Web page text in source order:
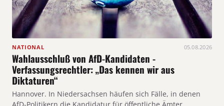
NATIONAL 05.08.2026
Wahlausschluß von AfD-Kandidaten -
Verfassungsrechtler: „Das kennen wir aus
Diktaturen“
Hannover. In Niedersachsen häufen sich Fälle, in denen